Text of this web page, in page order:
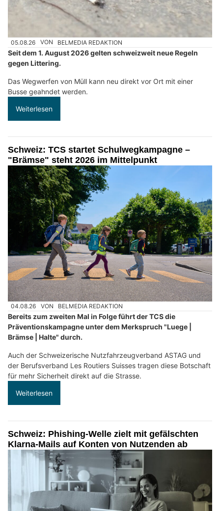
05.08.26 VON BELMEDIA REDAKTION
Seit dem 1. August 2026 gelten schweizweit neue Regeln
gegen Littering.
Das Wegwerfen von Müll kann neu direkt vor Ort mit einer
Busse geahndet werden.
Weiterlesen
Schweiz: TCS startet Schulwegkampagne –
"Brämse" steht 2026 im Mittelpunkt
04.08.26 VON BELMEDIA REDAKTION
Bereits zum zweiten Mal in Folge führt der TCS die
Präventionskampagne unter dem Merkspruch "Luege |
Brämse | Halte" durch.
Auch der Schweizerische Nutzfahrzeugverband ASTAG und
der Berufsverband Les Routiers Suisses tragen diese Botschaft
für mehr Sicherheit direkt auf die Strasse.
Weiterlesen
Schweiz: Phishing-Welle zielt mit gefälschten
Klarna-Mails auf Konten von Nutzenden ab